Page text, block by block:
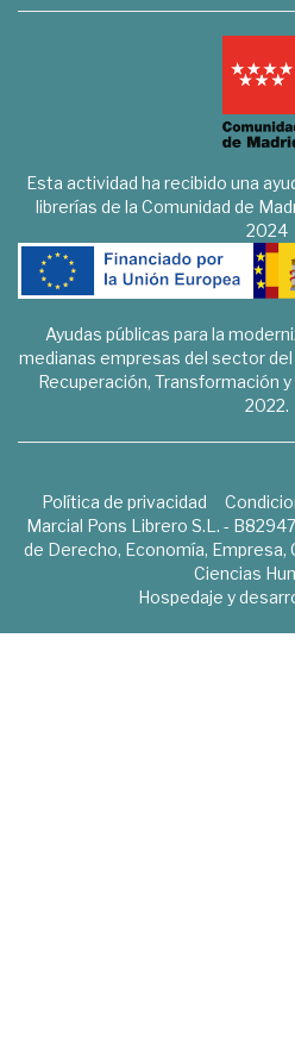
Esta actividad ha recibido una
librerías de la Comunidad de
2024
Ayudas públicas para la
medianas empresas del sector del
Recuperación, Transformación
2022.
Política de privacidad
Marcial Pons Librero S.L. -
de Derecho, Economía, Empresa,
Ciencias
Hospedaje y